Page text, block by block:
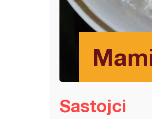
Sastojci